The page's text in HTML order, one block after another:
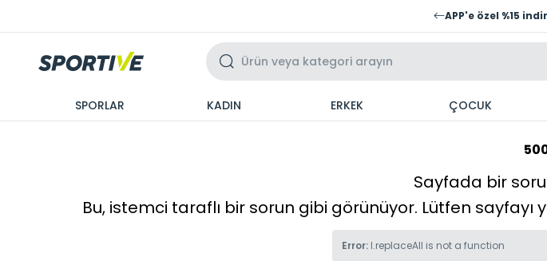
APP'e özel %15
SPORLAR KADIN ERKEK ÇOCUK
Sayfada bir
Bu, istemci taraflı bir sorun gibi görünüyor. Lütfen
Error: l.replaceAll is not a function